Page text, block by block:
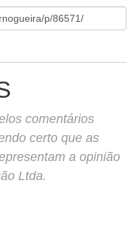
comentários
certo que as
a opinião
Ltda.